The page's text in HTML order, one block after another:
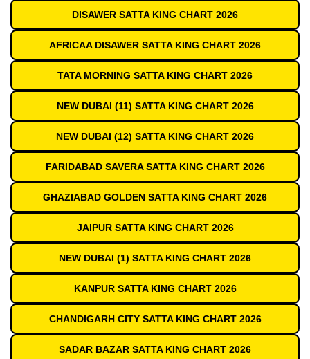
DISAWER SATTA KING CHART 2026
AFRICAA DISAWER SATTA KING CHART 2026
TATA MORNING SATTA KING CHART 2026
NEW DUBAI (11) SATTA KING CHART 2026
NEW DUBAI (12) SATTA KING CHART 2026
FARIDABAD SAVERA SATTA KING CHART 2026
GHAZIABAD GOLDEN SATTA KING CHART 2026
JAIPUR SATTA KING CHART 2026
NEW DUBAI (1) SATTA KING CHART 2026
KANPUR SATTA KING CHART 2026
CHANDIGARH CITY SATTA KING CHART 2026
SADAR BAZAR SATTA KING CHART 2026